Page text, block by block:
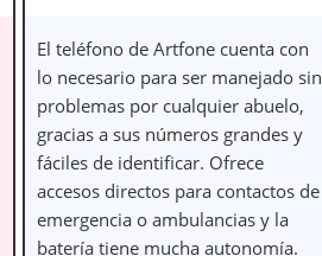
El teléfono de Artfone cuenta con
lo necesario para ser manejado sin
problemas por cualquier abuelo,
gracias a sus números grandes y
fáciles de identificar. Ofrece
accesos directos para contactos de
emergencia o ambulancias y la
batería tiene mucha autonomía.